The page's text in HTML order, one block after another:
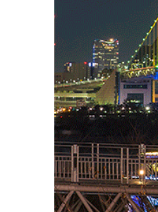
Những
Odaiba là một
tour Nhật Bản
Tượng Nữ
Tượng Nữ thần
nơi du khách khi
Tượng cao 13
tối, tượng được